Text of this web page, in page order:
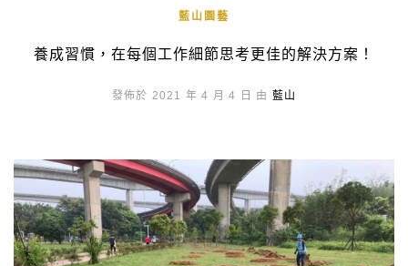
藍山園藝
養成習慣，在每個工作細節思考更佳的解決方案！
發佈於 2021 年 4 月 4 日 由 藍山